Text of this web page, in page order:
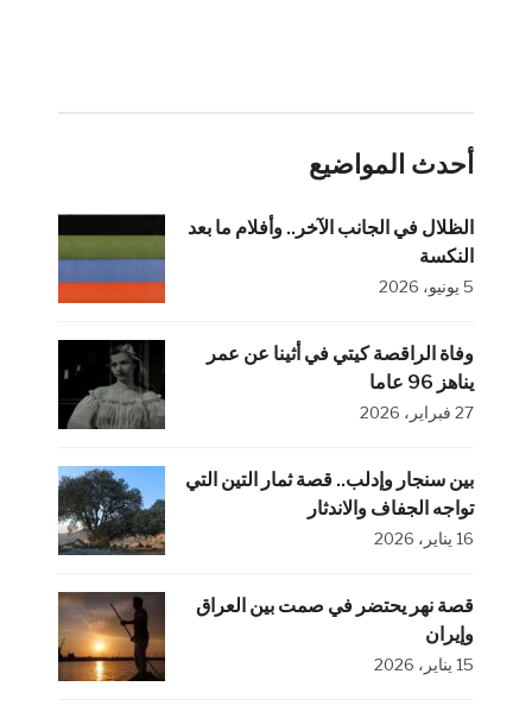
أحدث المواضيع
الظلال في الجانب الآخر.. وأفلام ما بعد
النكسة
5 يونيو، 2026
وفاة الراقصة كيتي في أثينا عن عمر
يناهز 96 عاما
27 فبراير، 2026
بين سنجار وإدلب.. قصة ثمار التين التي
تواجه الجفاف والاندثار
16 يناير، 2026
قصة نهر يحتضر في صمت بين العراق
وإيران
15 يناير، 2026